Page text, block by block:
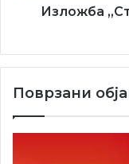
Изложба
Поврзани